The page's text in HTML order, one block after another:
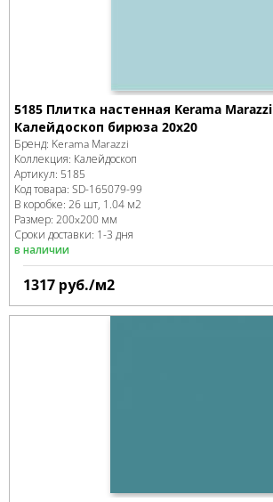
5185 Плитка настенная Kerama Marazzi
Калейдоскоп бирюза 20x20
Бренд: Kerama Marazzi
Коллекция: Калейдоскоп
Артикул: 5185
Код товара: SD-165079-99
В коробке: 26 шт, 1.04 м2
Размер: 200x200 мм
Сроки доставки: 1-3 дня
в наличии
1317 руб./м2